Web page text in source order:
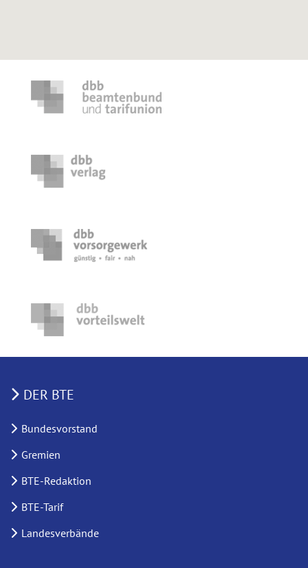
DER BTE
Bundesvorstand
Gremien
BTE-Redaktion
BTE-Tarif
Landesverbände